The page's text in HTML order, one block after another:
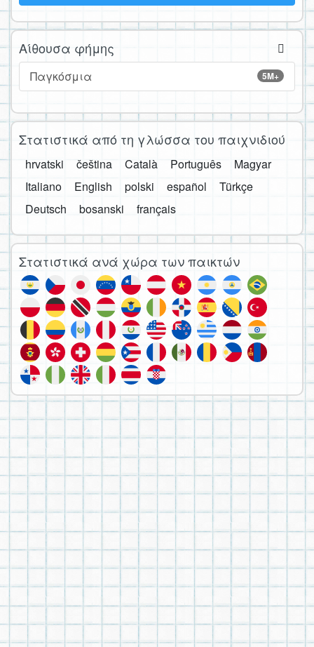
Αίθουσα φήμης
5M+
Παγκόσμια
Στατιστικά από τη γλώσσα του παιχνιδιού
hrvatski čeština Català Português
Magyar
Italiano
English polski español
Türkçe
Deutsch
bosanski français
Στατιστικά ανά χώρα των παικτών